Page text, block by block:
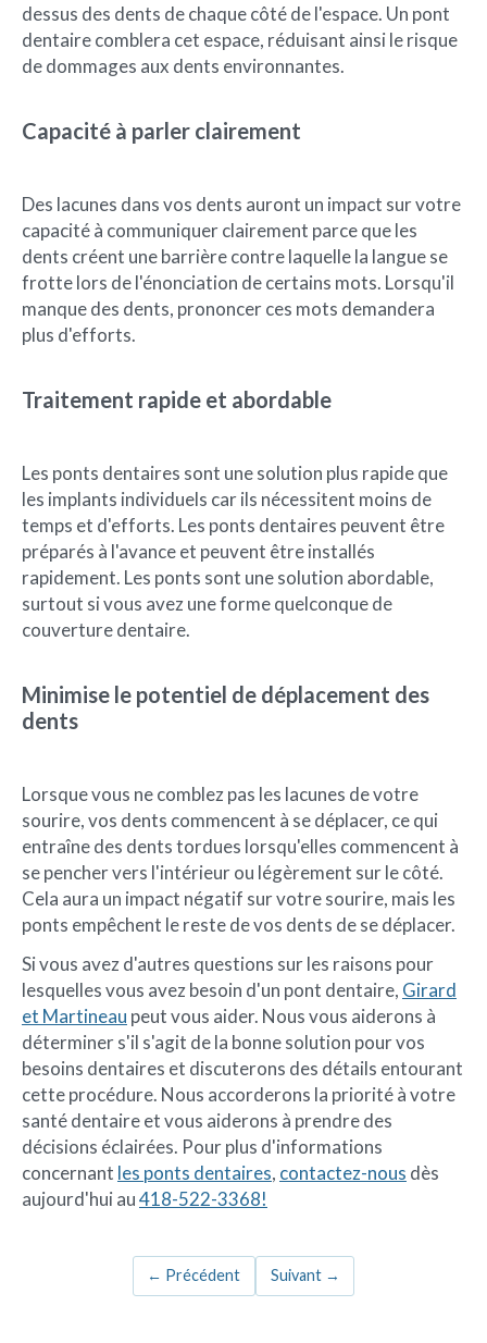
dessus des dents de chaque côté de l'espace. Un pont
dentaire comblera cet espace, réduisant ainsi le risque
de dommages aux dents environnantes.
Capacité à parler clairement
Des lacunes dans vos dents auront un impact sur votre
capacité à communiquer clairement parce que les
dents créent une barrière contre laquelle la langue se
frotte lors de l'énonciation de certains mots. Lorsqu'il
manque des dents, prononcer ces mots demandera
plus d'efforts.
Traitement rapide et abordable
Les ponts dentaires sont une solution plus rapide que
les implants individuels car ils nécessitent moins de
temps et d'efforts. Les ponts dentaires peuvent être
préparés à l'avance et peuvent être installés
rapidement. Les ponts sont une solution abordable,
surtout si vous avez une forme quelconque de
couverture dentaire.
Minimise le potentiel de déplacement des
dents
Lorsque vous ne comblez pas les lacunes de votre
sourire, vos dents commencent à se déplacer, ce qui
entraîne des dents tordues lorsqu'elles commencent à
se pencher vers l'intérieur ou légèrement sur le côté.
Cela aura un impact négatif sur votre sourire, mais les
ponts empêchent le reste de vos dents de se déplacer.
Si vous avez d'autres questions sur les raisons pour
lesquelles vous avez besoin d'un pont dentaire, Girard
et Martineau peut vous aider. Nous vous aiderons à
déterminer s'il s'agit de la bonne solution pour vos
besoins dentaires et discuterons des détails entourant
cette procédure. Nous accorderons la priorité à votre
santé dentaire et vous aiderons à prendre des
décisions éclairées. Pour plus d'informations
concernant les ponts dentaires, contactez-nous dès
aujourd'hui au418-522-3368!
← Précédent Suivant →